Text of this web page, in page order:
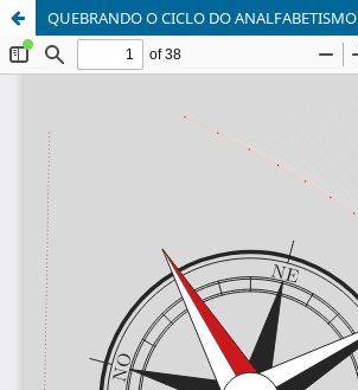
QUEBRANDO O CICLO DO ANALFABETISMO